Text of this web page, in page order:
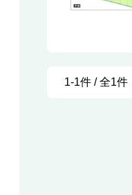
1-1件 / 全1件